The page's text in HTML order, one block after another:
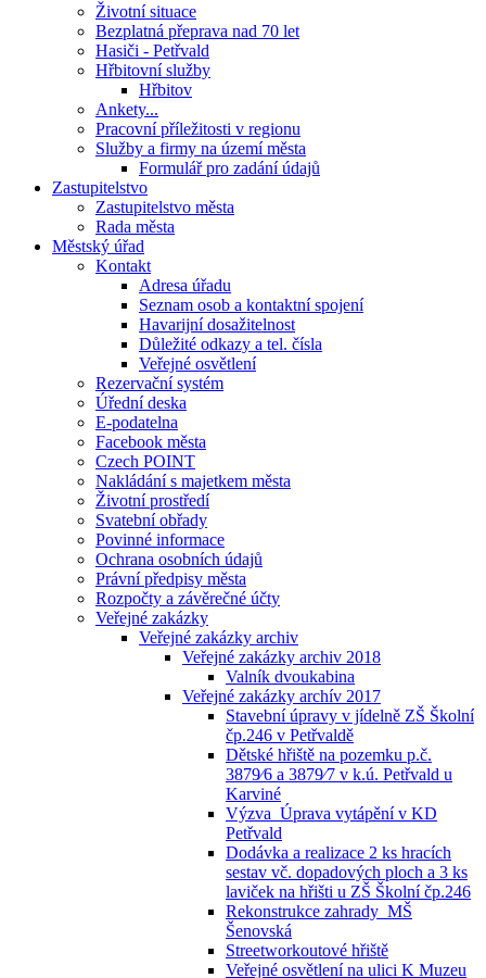
Životní situace
Bezplatná přeprava nad 70 let
Hasiči - Petřvald
Hřbitovní služby
Hřbitov
Ankety...
Pracovní příležitosti v regionu
Služby a firmy na území města
Formulář pro zadání údajů
Zastupitelstvo
Zastupitelstvo města
Rada města
Městský úřad
Kontakt
Adresa úřadu
Seznam osob a kontaktní spojení
Havarijní dosažitelnost
Důležité odkazy a tel. čísla
Veřejné osvětlení
Rezervační systém
Úřední deska
E-podatelna
Facebook města
Czech POINT
Nakládání s majetkem města
Životní prostředí
Svatební obřady
Povinné informace
Ochrana osobních údajů
Právní předpisy města
Rozpočty a závěrečné účty
Veřejné zakázky
Veřejné zakázky archiv
Veřejné zakázky archiv 2018
Valník dvoukabina
Veřejné zakázky archív 2017
Stavební úpravy v jídelně ZŠ Školní
čp.246 v Petřvaldě
Dětské hřiště na pozemku p.č.
3879⁄6 a 3879⁄7 v k.ú. Petřvald u
Karviné
Výzva_Úprava vytápění v KD
Petřvald
Dodávka a realizace 2 ks hracích
sestav vč. dopadových ploch a 3 ks
laviček na hřišti u ZŠ Školní čp.246
Rekonstrukce zahrady_MŠ
Šenovská
Streetworkoutové hřiště
Veřejné osvětlení na ulici K Muzeu